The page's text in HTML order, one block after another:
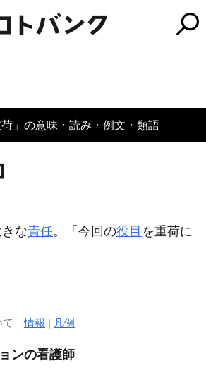
荷」の意味・読み・例文・類語
な責任。「今回の役目 を重荷に
て情報 | 凡例
ンの看護師